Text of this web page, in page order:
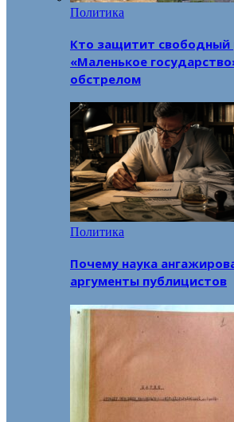
Политика
Кто защитит свободный
«Маленькое
обстрелом
Политика
Почему наука
аргументы публицистов